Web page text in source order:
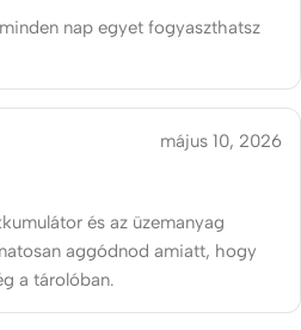
nap egyet fogyaszthatsz
május 10, 2026
és az üzemanyag
aggódnod amiatt, hogy
a tárolóban.